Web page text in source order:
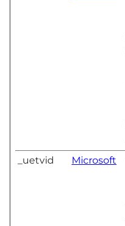
_uetvid Microsoft